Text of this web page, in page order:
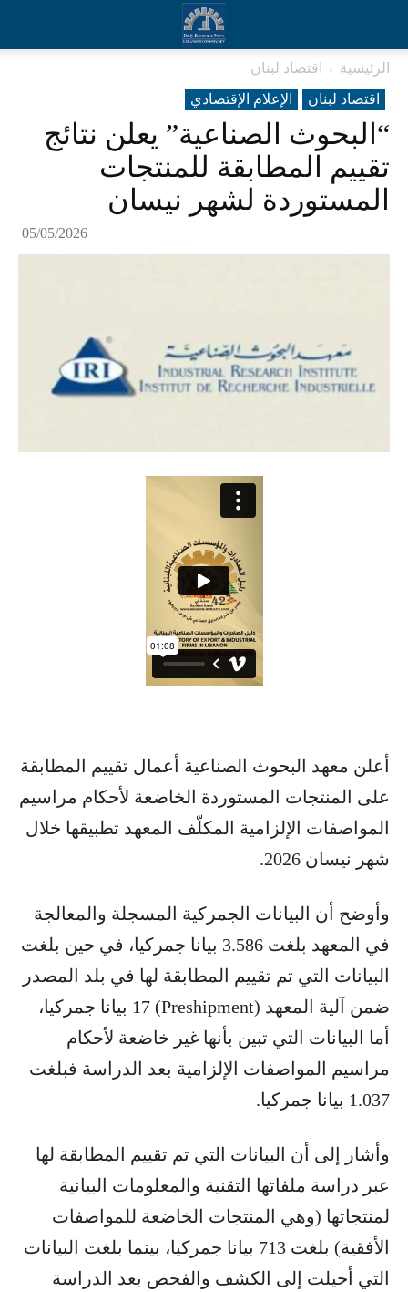
الرئيسية
اقتصاد لبنان
اقتصاد لبنان
الإعلام الإقتصادي
“البحوث الصناعية” يعلن نتائج
تقييم المطابقة للمنتجات
المستوردة لشهر نيسان
05/05/2026
أعلن ​معهد البحوث الصناعية​ أعمال تقييم المطابقة
على المنتجات المستوردة الخاضعة لأحكام مراسيم
المواصفات الإلزامية المكلّف المعهد تطبيقها خلال
شهر نيسان 2026.
وأوضح أن البيانات الجمركية المسجلة والمعالجة
في المعهد بلغت 3.586 بيانا جمركيا، في حين بلغت
البيانات التي تم تقييم المطابقة لها في بلد المصدر
ضمن آلية المعهد (Preshipment) 17 بيانا جمركيا،
أما البيانات التي تبين بأنها غير خاضعة لأحكام
مراسيم المواصفات الإلزامية بعد الدراسة فبلغت
1.037 بيانا جمركيا.
وأشار إلى أن البيانات التي تم تقييم المطابقة لها
عبر دراسة ملفاتها التقنية والمعلومات البيانية
لمنتجاتها (وهي المنتجات الخاضعة للمواصفات
الأفقية) بلغت 713 بيانا جمركيا، بينما بلغت البيانات
التي أحيلت إلى الكشف والفحص بعد الدراسة